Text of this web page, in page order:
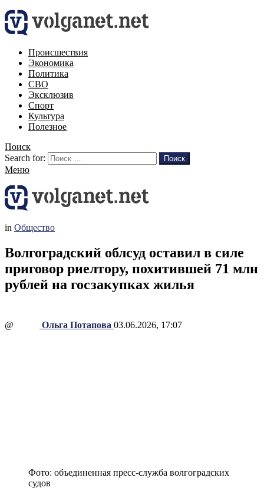
Происшествия
Экономика
Политика
СВО
Эксклюзив
Спорт
Культура
Полезное
Поиск
Search for:
Поиск
Меню
in Общество
Волгоградский облсуд оставил в силе
приговор риелтору, похитившей 71 млн
рублей на госзакупках жилья
@ Ольга Потапова 03.06.2026, 17:07
Фото: объединенная пресс-служба волгоградских
судов